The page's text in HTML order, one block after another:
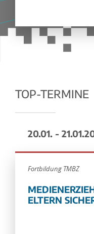
TOP-TERMINE
20.01. -
Fortbildung TMBZ
ELTERN